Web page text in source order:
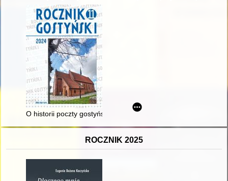
O historii poczty gostyńskiej w okresie zaboru pruskiego
ROCZNIK 2025